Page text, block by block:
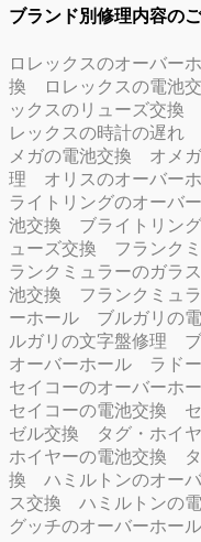
ブランド別修理内容のご
ロレックスのオーバー
換
ロレックスの電池
ックスのリューズ交換
レックスの時計の遅れ
メガの電池交換
オメ
理
オリスのオーバー
ライトリングのオーバ
池交換
ブライトリン
ューズ交換
フランク
ランクミュラーのガラ
池交換
フランクミュ
ーホール
ブルガリの
ルガリの文字盤修理
オーバーホール
ラド
セイコーのオーバーホ
セイコーの電池交換
ゼル交換
タグ・ホイ
ホイヤーの電池交換
換
ハミルトンのオー
ス交換
ハミルトンの
グッチのオーバーホール